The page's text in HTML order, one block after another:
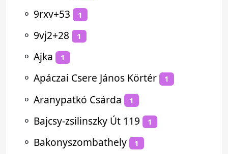
⚬ 9rxv+53 1
⚬ 9vj2+28 1
⚬ Ajka 1
⚬ Apáczai Csere János Körtér 1
⚬ Aranypatkó Csárda 1
⚬ Bajcsy-zsilinszky Út 119 1
⚬ Bakonyszombathely 1